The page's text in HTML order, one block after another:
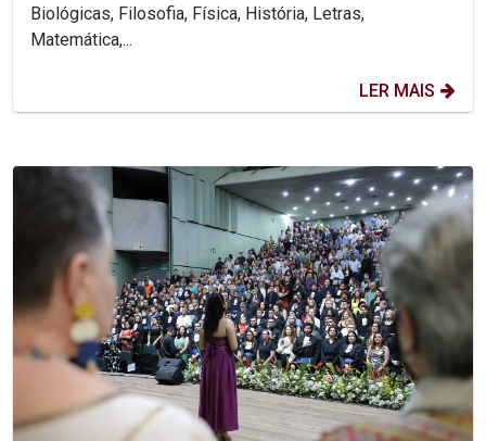
Biológicas, Filosofia, Física, História, Letras,
Matemática,...
LER MAIS